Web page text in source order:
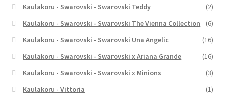
Kaulakoru - Swarovski - Swarovski Teddy
(2)
Kaulakoru - Swarovski - Swarovski The Vienna Collection
(6)
Kaulakoru - Swarovski - Swarovski Una Angelic
(16)
Kaulakoru - Swarovski - Swarovski x Ariana Grande
(16)
Kaulakoru - Swarovski - Swarovski x Minions
(3)
Kaulakoru - Vittoria
(1)